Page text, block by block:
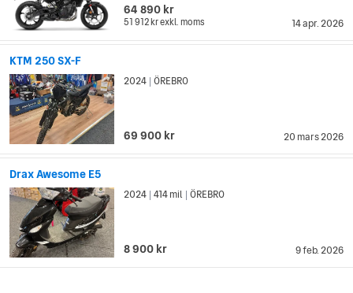
14 apr. 2026
64 890 kr
51 912 krexkl. moms
KTM 250 SX-F
20 mars 2026
2024 ÖREBRO
69 900 kr
Drax Awesome E5
9 feb. 2026
2024 414 mil ÖREBRO
8 900 kr